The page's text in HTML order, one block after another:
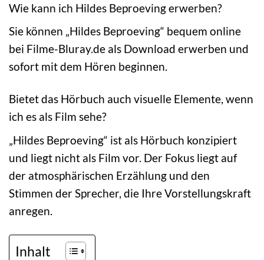
Wie kann ich Hildes Beproeving erwerben?
Sie können „Hildes Beproeving“ bequem online
bei Filme-Bluray.de als Download erwerben und
sofort mit dem Hören beginnen.
Bietet das Hörbuch auch visuelle Elemente, wenn
ich es als Film sehe?
„Hildes Beproeving“ ist als Hörbuch konzipiert
und liegt nicht als Film vor. Der Fokus liegt auf
der atmosphärischen Erzählung und den
Stimmen der Sprecher, die Ihre Vorstellungskraft
anregen.
Inhalt